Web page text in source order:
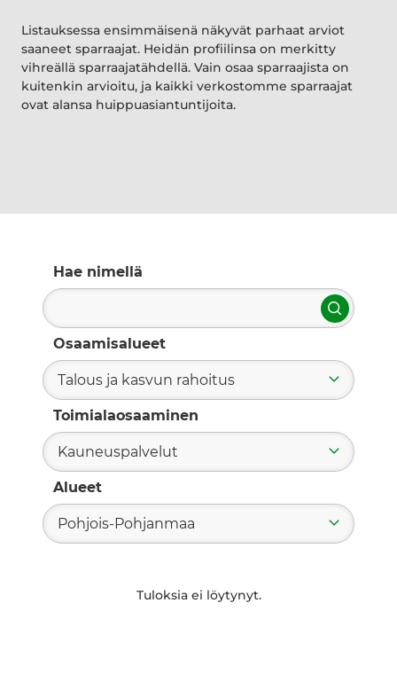
Listauksessa ensimmäisenä näkyvät parhaat arviot
saaneet sparraajat. Heidän profiilinsa on merkitty
vihreällä sparraajatähdellä. Vain osaa sparraajista on
kuitenkin arvioitu, ja kaikki verkostomme sparraajat
ovat alansa huippuasiantuntijoita.
Hae nimellä
Hae
Osaamisalueet
Talous ja kasvun rahoitus
Toimialaosaaminen
Kauneuspalvelut
Alueet
Pohjois-Pohjanmaa
Tuloksia ei löytynyt.